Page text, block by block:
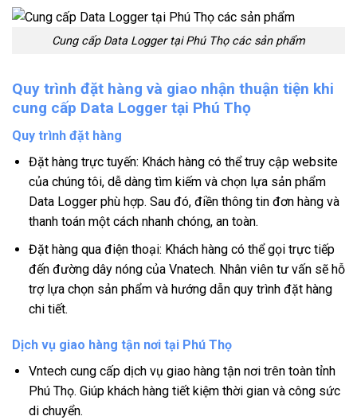
Cung cấp Data Logger tại Phú Thọ các sản phẩm
Quy trình đặt hàng và giao nhận thuận tiện khi
cung cấp Data Logger tại Phú Thọ
Quy trình đặt hàng
Đặt hàng trực tuyến: Khách hàng có thể truy cập website
của chúng tôi, dễ dàng tìm kiếm và chọn lựa sản phẩm
Data Logger phù hợp. Sau đó, điền thông tin đơn hàng và
thanh toán một cách nhanh chóng, an toàn.
Đặt hàng qua điện thoại: Khách hàng có thể gọi trực tiếp
đến đường dây nóng của Vnatech. Nhân viên tư vấn sẽ hỗ
trợ lựa chọn sản phẩm và hướng dẫn quy trình đặt hàng
chi tiết.
Dịch vụ giao hàng tận nơi tại Phú Thọ
Vntech cung cấp dịch vụ giao hàng tận nơi trên toàn tỉnh
Phú Thọ. Giúp khách hàng tiết kiệm thời gian và công sức
di chuyển.